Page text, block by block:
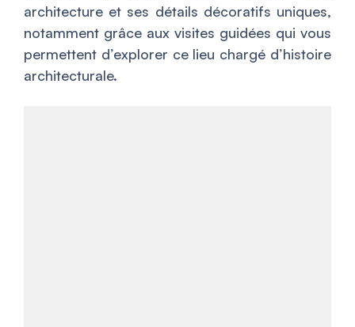
architecture et ses détails décoratifs uniques,
notamment grâce aux visites guidées qui vous
permettent d’explorer ce lieu chargé d’histoire
architecturale.